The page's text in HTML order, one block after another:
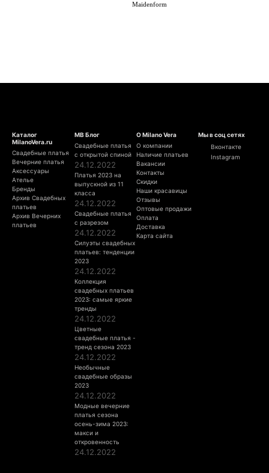
Maidenform
Каталог
MilanoVera.ru
Свадебные платья
Вечерние платья
Аксессуары
Ателье
Бренды
Архив Свадебных
платьев
Архив Вечерних
платьев
МВ Блог
Свадебные платья
с открытой спиной
24.12.2022
Платья 2023 на
выпускной из 11
класса
24.12.2022
Свадебные платья
с разрезом
24.12.2022
Силуэты свадебных
платьев: тенденции
2023
24.12.2022
Коллекция
свадебных платьев
2023: самые яркие
тренды
24.12.2022
Цветные
свадебные платья -
тренд сезона 2023
24.12.2022
Необычные
свадебные образы
2023
24.12.2022
Модные вечерние
платья сезона
осень-зима 2023:
макси и
откровенность
24.12.2022
О Milano Vera
О компании
Наличие платьев
Вакансии
Контакты
Скидки
Наши красавицы
Отзывы
Оптовые продажи
Оплата
Доставка
Карта сайта
Мы в соц сетях
Вконтакте
Instagram